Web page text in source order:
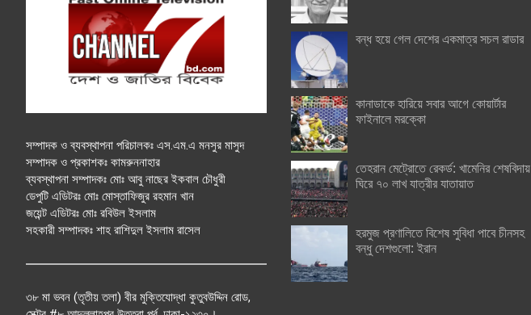
সম্পাদক ও ব্যবস্থাপনা পরিচালকঃ এস.এম.এ মনসুর মাসুদ
সম্পাদক ও প্রকাশকঃ কামরুননাহার
ব্যবস্থাপনা সম্পাদকঃ মোঃ আবু নাছের ইকবাল চৌধুরী
ডেপুটি এডিটরঃ মোঃ মোস্তাফিজুর রহমান খান
জয়েন্ট এডিটরঃ মোঃ রবিউল ইসলাম
সহকারী সম্পাদকঃ শাহ রাশিদুল ইসলাম রাসেল
৩৮ মা ভবন (তৃতীয় তলা) বীর মুক্তিযোদ্ধা কুতুবউদ্দিন রোড,
বন্ধ হয়ে গেল দেশের একমাত্র সচল রাডার
কানাডাকে হারিয়ে সবার আগে কোয়ার্টার
ফাইনালে মরক্কো
তেহরান মেট্রোতে রেকর্ড: খামেনির শেষবিদায়
ঘিরে ৭০ লাখ যাত্রীর যাতায়াত
হরমুজ প্রণালিতে বিশেষ সুবিধা পাবে চীনসহ
বন্ধু দেশগুলো: ইরান